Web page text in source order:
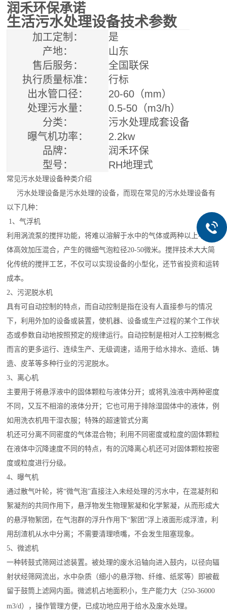
润禾环保承诺
生活污水处理设备技术参数
加工定制：
是
产地：
山东
售后服务：
全国联保
执行质量标准：
行标
出水管口径：
20-60（mm）
处理污水量：
0.5-50（m3/h）
分类：
污水处理成套设备
曝气机功率：
2.2kw
品牌：
润禾环保
型号：
RH地理式
常见污水处理设备种类介绍
污水处理设备是污水处理的设备，而现在常见的污水处理设备有
以下几种：
1、气浮机
利用涡流泵的搅拌功能，将难以溶解于水中的气体或两种以上不同液
体高效加压混合，产生的微细气泡粒径20-50微米。搅拌技术大大简
化传统的搅拌工艺，不仅可以实现设备的小型化，还节省投资和运转
成本。
2、污泥脱水机
具有可自动控制的特点，而自动控制是指在没有人直接参与的情况
下，利用外加的设备或装置，使机器、设备或生产过程的某个工作状
态或参数自动地按照预定的规律运行。自动控制是相对人工控制概念
而言的更多运行、连续生产、无级调速，适用于给水排水、造纸、铸
造、皮革等多种行业的污泥脱水。
3、离心机
主要用于将悬浮液中的固体颗粒与液体分开；或将乳浊液中两种密度
不同，又互不相溶的液体分开；它也可用于排除湿固体中的液体，例
如用洗衣机甩干湿衣服；特殊的超速管式分离
机还可分离不同密度的气体混合物；利用不同密度或粒度的固体颗粒
在液体中沉降速度不同的特点，有的沉降离心机还可对固体颗粒按密
度或粒度进行分级。
4、曝气机
通过散气叶轮，将“微气泡”直接注入未经处理的污水中，在混凝剂和
絮凝剂的共同作用下，悬浮物发生物理絮凝和化学絮凝，从而形成大
的悬浮物絮团，在气泡群的浮升作用下“絮团”浮上液面形成浮渣，利
用刮渣机从水中分离；不需要清理喷嘴，不会发生阻塞现象。
5、微滤机
一种转鼓式筛网过滤装置。被处理的废水沿轴向进入鼓内，以径向辐
射状经筛网流出，水中杂质（细小的悬浮物、纤维、纸浆等）即被截
留于鼓筒上滤网内面。微滤机占地面积小，生产能力大（250-36000
m3/d），操作管理方便，已成功地应用于给水及废水处理。